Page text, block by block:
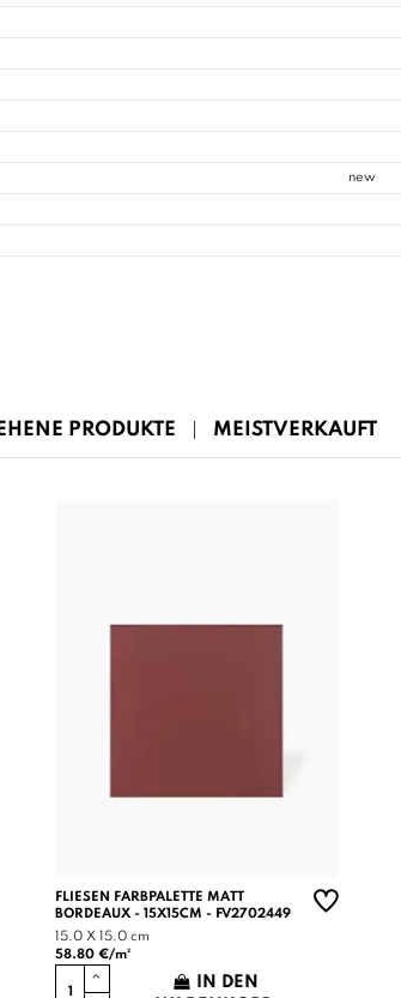
new
PRODUKTE MEISTVERKAUFT
FLIESEN FARBPALETTE MATT
BORDEAUX - 15X15CM - FV2702449
15.0 X 15.0 cm
58.80 €/m²
IN DEN